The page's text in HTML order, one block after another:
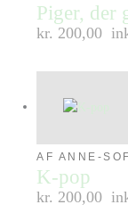
Piger, der
kr. 200,00
AF ANNE-
K-pop
kr. 200,00